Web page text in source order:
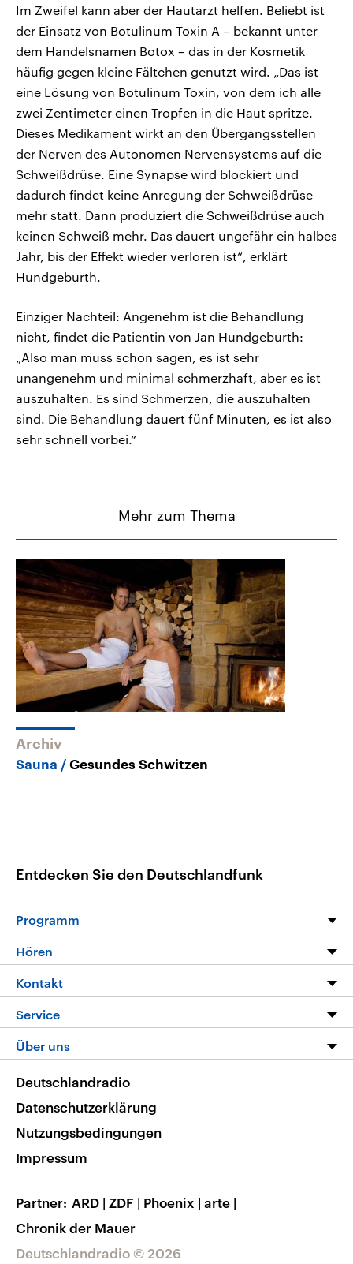
Im Zweifel kann aber der Hautarzt helfen. Beliebt ist
der Einsatz von Botulinum Toxin A – bekannt unter
dem Handelsnamen Botox – das in der Kosmetik
häufig gegen kleine Fältchen genutzt wird. „Das ist
eine Lösung von Botulinum Toxin, von dem ich alle
zwei Zentimeter einen Tropfen in die Haut spritze.
Dieses Medikament wirkt an den Übergangsstellen
der Nerven des Autonomen Nervensystems auf die
Schweißdrüse. Eine Synapse wird blockiert und
dadurch findet keine Anregung der Schweißdrüse
mehr statt. Dann produziert die Schweißdrüse auch
keinen Schweiß mehr. Das dauert ungefähr ein halbes
Jahr, bis der Effekt wieder verloren ist“, erklärt
Hundgeburth.
Einziger Nachteil: Angenehm ist die Behandlung
nicht, findet die Patientin von Jan Hundgeburth:
„Also man muss schon sagen, es ist sehr
unangenehm und minimal schmerzhaft, aber es ist
auszuhalten. Es sind Schmerzen, die auszuhalten
sind. Die Behandlung dauert fünf Minuten, es ist also
sehr schnell vorbei.“
Mehr zum Thema
Archiv
Sauna Gesundes Schwitzen
Entdecken Sie den Deutschlandfunk
Programm
Programm
Die Nachrichten
Nachrichtenleicht
Neue Beiträge auf dlf.de
Hören
Livestream
Podcasts
Deutschlandfunk App
Nachrichten App
Frequenzen
Kontakt
Hörerservice
Service
FAQ
Veranstaltungen
Musikliste
RSS
Über uns
Barrierefreiheit
Deutschlandradio © 2026
Deutschlandradio
Datenschutzerklärung
Nutzungsbedingungen
Impressum
Partner ARD | ZDF | Phoenix | arte |
Chronik der Mauer